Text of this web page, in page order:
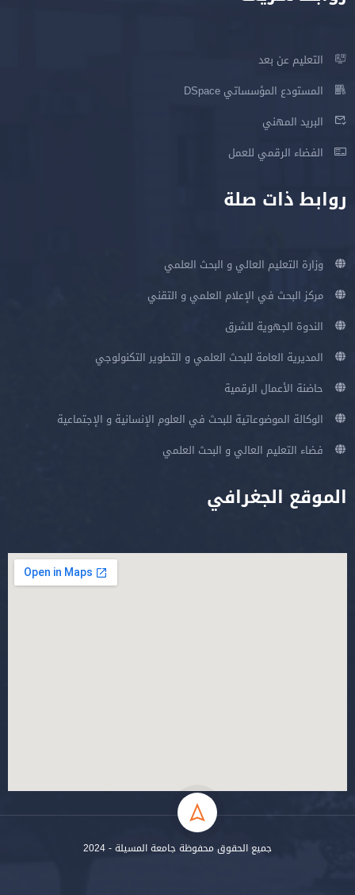
التعليم عن بعد
المستودع المؤسساتي DSpace
البريد المهني
الفضاء الرقمي للعمل
روابط ذات صلة
وزارة التعليم العالي و البحث العلمي
مركز البحث في الإعلام العلمي و التقني
الندوة الجهوية للشرق
المديرية العامة للبحث العلمي و التطوير التكنولوجي
حاضنة الأعمال الرقمية
الوكالة الموضوعاتية للبحث في العلوم الإنسانية و الإجتماعية
فضاء التعليم العالي و البحث العلمي
الموقع الجغرافي
جميع الحقوق محفوظة جامعة المسيلة - 2024